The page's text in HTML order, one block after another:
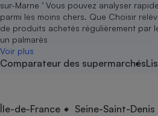
sur-Marne ’ Vous pouvez analyser
parmi les moins chers. Que Choisir
de produits achetés régulièrement par
un palmarès
Voir plus
Comparateur des supermarchés
Île-de-France Seine-Saint-Denis
Brèves
Soumettre un litige
Lettres types
Rencontrer une association
Nos associations locales
Nous rejoindre
En savoir plus sur Que Choisir
?
Nos partenaires
Nous rejoindre